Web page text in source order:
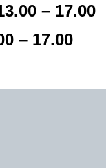
– 17.00
– 17.00